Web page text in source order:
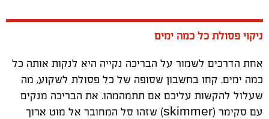
ניקוי פסולת כל כמה ימים
אחת הדרכים לשמור על הבריכה נקייה היא לנקות אותה כל
כמה ימים. קחו בחשבון שסופה של כל פסולת לשקוע, מה
שעלול להקשות עליכם אם תתמהמהו. את הבריכה מנקים
עם סקימר (skimmer) שזהו סל המחובר אל מוט ארוך